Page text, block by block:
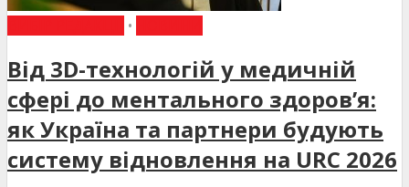
•
Від 3D-технологій у медичній
сфері до ментального здоров’я:
як Україна та партнери будують
систему відновлення на URC 2026